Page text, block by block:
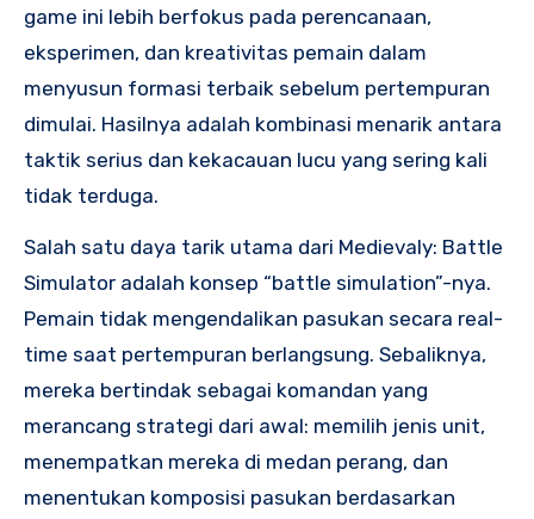
game ini lebih berfokus pada perencanaan,
eksperimen, dan kreativitas pemain dalam
menyusun formasi terbaik sebelum pertempuran
dimulai. Hasilnya adalah kombinasi menarik antara
taktik serius dan kekacauan lucu yang sering kali
tidak terduga.
Salah satu daya tarik utama dari Medievaly: Battle
Simulator adalah konsep “battle simulation”-nya.
Pemain tidak mengendalikan pasukan secara real-
time saat pertempuran berlangsung. Sebaliknya,
mereka bertindak sebagai komandan yang
merancang strategi dari awal: memilih jenis unit,
menempatkan mereka di medan perang, dan
menentukan komposisi pasukan berdasarkan